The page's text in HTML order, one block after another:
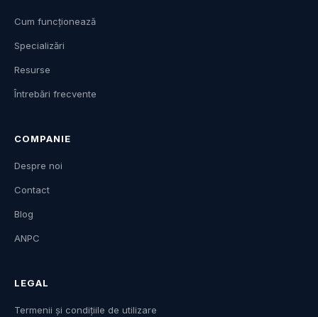
Cum funcționează
Specializări
Resurse
Întrebări frecvente
COMPANIE
Despre noi
Contact
Blog
ANPC
LEGAL
Termenii și condițiile de utilizare